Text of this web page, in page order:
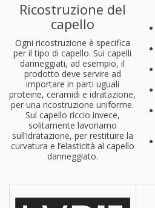
Ricostruzione del
capello
Ogni ricostruzione è specifica
per il tipo di capello. Sui capelli
danneggiati, ad esempio, il
prodotto deve servire ad
importare in parti uguali
proteine, ceramidi e idratazione,
per una ricostruzione uniforme.
Sul capello riccio invece,
solitamente lavoriamo
sull’idratazione, per restituire la
curvatura e l’elasticità al capello
danneggiato.